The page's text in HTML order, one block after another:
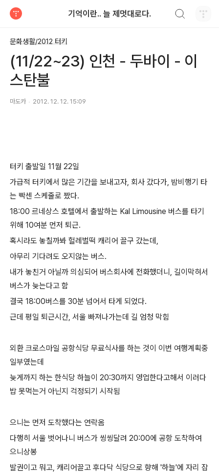
기억이란.. 늘 제멋대로다.
문화생활/2012 터키
(11/22~23) 인천 - 두바이 - 이
스탄불
마도카 2012. 12. 12. 15:09
터키 출발일 11월 22일
가급적 터키에서 많은 기간을 보내고자, 회사 갔다가, 밤비행기 타
는 빡센 스케줄로 짰다.
18:00 르네상스 호텔에서 출발하는 Kal Limousine 버스를 타기
위해 10여분 먼저 퇴근.
혹시라도 놓칠까봐 헐레벌떡 캐리어 끌구 갔는데,
아무리 기다려도 오지않는 버스.
내가 놓친거 아닐까 의심되어 버스회사에 전화했더니, 길이막혀서
버스가 늦는다고 함
결국 18:00버스를 30분 넘어서 타게 되었다.
근데 평일 퇴근시간, 서울 빠져나가는데 길 엄청 막힘
외환 크로스마일 공항식당 무료식사를 하는 것이 이번 여행계획중
일부였는데
늦게까지 하는 한식당 하늘이 20:30까지 영업한다고해서 이러다
밥 못먹는거 아닌지 걱정되기 시작됨
으니는 먼저 도착했다는 연락옴
다행히 서울 벗어나니 버스가 씽씽달려 20:00에 공항 도착하여
으니상봉
발권이고 뭐고, 캐리어끌고 후다닥 식당으로 향해 '하늘'에 자리 잡